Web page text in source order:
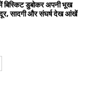
डुबोकर अपनी भूख
सादगी और संघर्ष देख आंखें